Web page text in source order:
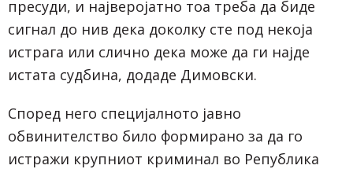
пресуди, и најверојатно тоа треба да биде
сигнал до нив дека доколку сте под некоја
истрага или слично дека може да ги најде
истата судбина, додаде Димовски.
Според него специјалното јавно
обвинителство било формирано за да го
истражи крупниот криминал во Република